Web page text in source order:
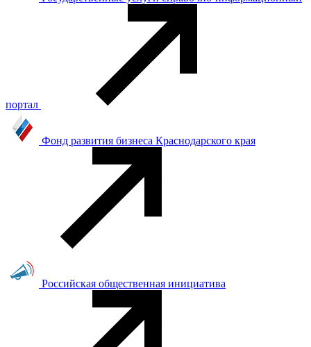
портал
Фонд развития бизнеса Краснодарского края
Российская общественная инициатива